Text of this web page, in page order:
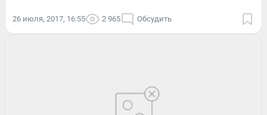
26 июля, 2017, 16:55 2 965 Обсудить